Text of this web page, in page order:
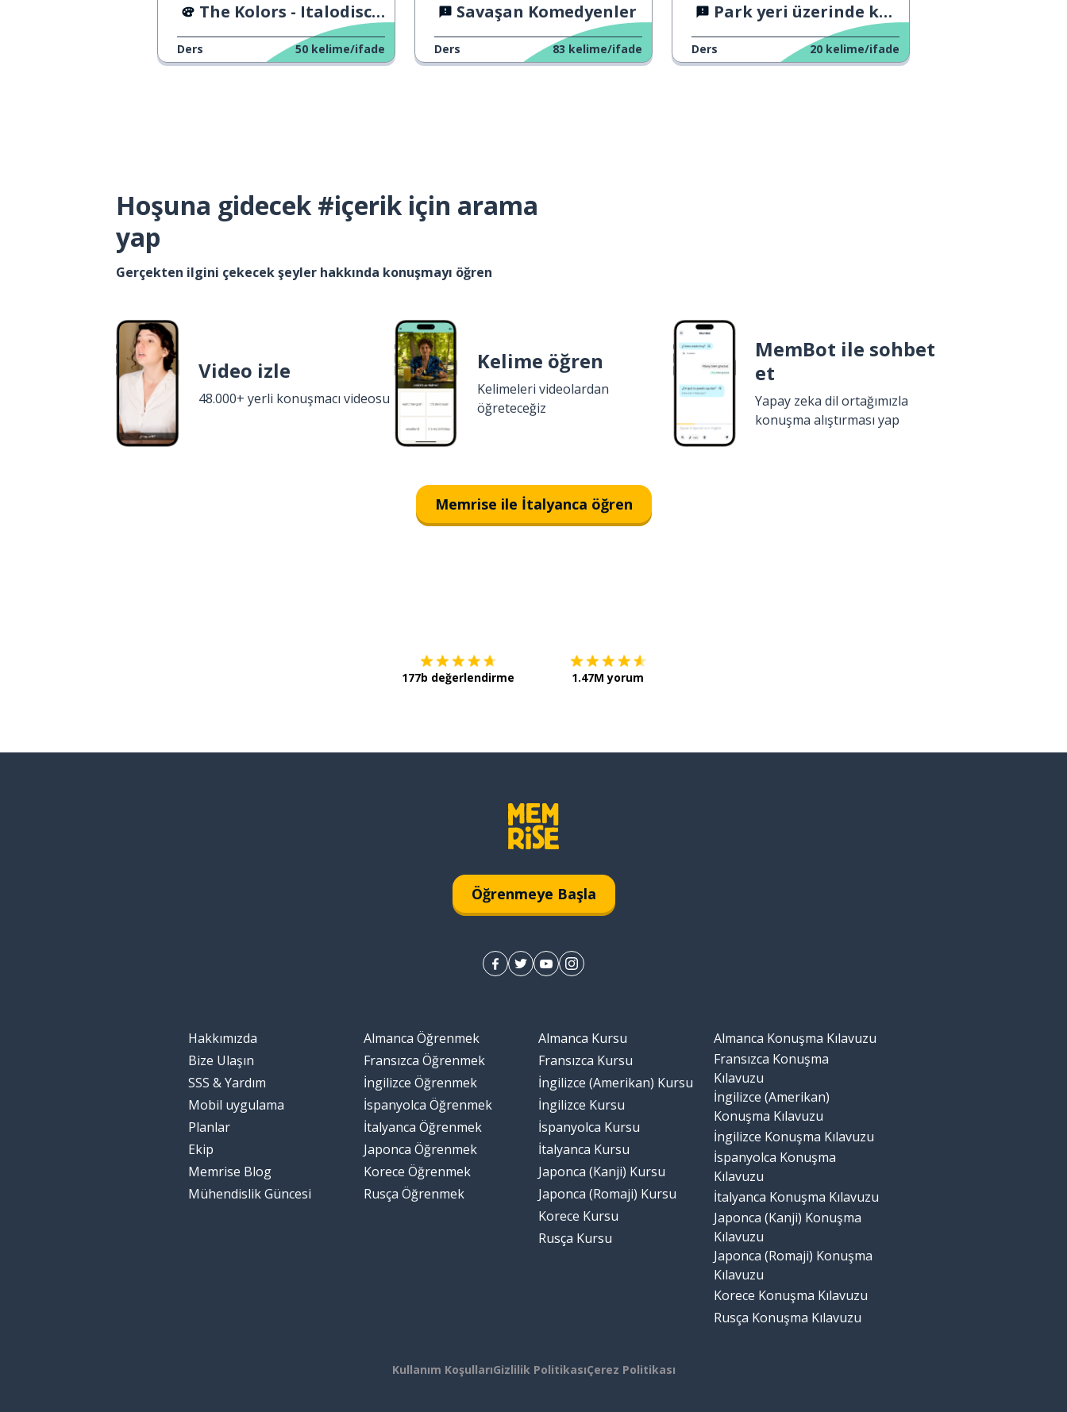
The Kolors - Italodisco -> The Kolors - Italodisco
Ders 50 kelime/ifade
Savaşan Komedyenler
Ders 83 kelime/ifade
Park yeri üzerinde kavga etmek.
Ders 20 kelime/ifade
Hoşuna gidecek #içerik için arama
yap
Gerçekten ilgini çekecek şeyler hakkında konuşmayı öğren
Video izle
48.000+ yerli konuşmacı videosu
Kelime öğren
Kelimeleri videolardan
öğreteceğiz
MemBot ile sohbet
et
Yapay zeka dil ortağımızla
konuşma alıştırması yap
Memrise ile İtalyanca öğren
177b değerlendirme 1.47M yorum
Öğrenmeye Başla
Hakkımızda
Bize Ulaşın
SSS & Yardım
Mobil uygulama
Planlar
Ekip
Memrise Blog
Mühendislik Güncesi
Almanca Öğrenmek
Fransızca Öğrenmek
İngilizce Öğrenmek
İspanyolca Öğrenmek
İtalyanca Öğrenmek
Japonca Öğrenmek
Korece Öğrenmek
Rusça Öğrenmek
Almanca Kursu
Fransızca Kursu
İngilizce (Amerikan) Kursu
İngilizce Kursu
İspanyolca Kursu
İtalyanca Kursu
Japonca (Kanji) Kursu
Japonca (Romaji) Kursu
Korece Kursu
Rusça Kursu
Almanca Konuşma Kılavuzu
Fransızca Konuşma
Kılavuzu
İngilizce (Amerikan)
Konuşma Kılavuzu
İngilizce Konuşma Kılavuzu
İspanyolca Konuşma
Kılavuzu
İtalyanca Konuşma Kılavuzu
Japonca (Kanji) Konuşma
Kılavuzu
Japonca (Romaji) Konuşma
Kılavuzu
Korece Konuşma Kılavuzu
Rusça Konuşma Kılavuzu
Kullanım KoşullarıGizlilik PolitikasıÇerez Politikası